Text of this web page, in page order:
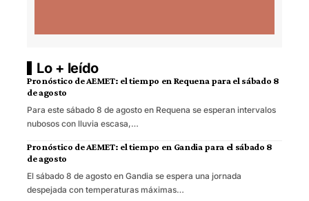
Lo + leído
Pronóstico de AEMET: el tiempo en Requena para el sábado 8
de agosto
Para este sábado 8 de agosto en Requena se esperan intervalos
nubosos con lluvia escasa,…
Pronóstico de AEMET: el tiempo en Gandia para el sábado 8
de agosto
El sábado 8 de agosto en Gandia se espera una jornada
despejada con temperaturas máximas…